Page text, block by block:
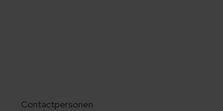
Contactpersonen